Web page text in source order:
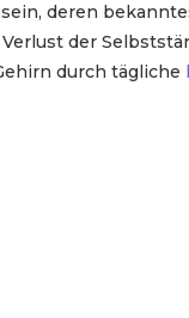
deren
der
durch tägliche